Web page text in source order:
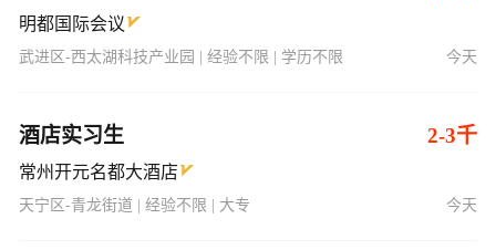
明都国际会议
武进区-西太湖科技产业园 | 经验不限 | 学历不限 今天
酒店实习生 2-3千
常州开元名都大酒店
天宁区-青龙街道 | 经验不限 | 大专 今天